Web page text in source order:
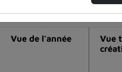
Modifier la période de
Vue de l’année
Vue